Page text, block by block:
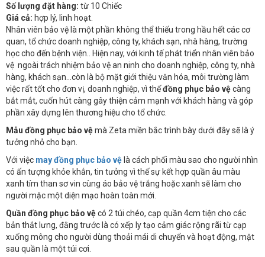
Số lượng đặt hàng: từ 10 Chiếc
Giá cả: hợp lý, linh hoạt.
Nhân viên bảo vệ là một phần không thể thiếu trong hầu hết các cơ
quan, tổ chức doanh nghiệp, công ty, khách sạn, nhà hàng, trường
học cho đến bệnh viện.. Hiện nay, với kinh tế phát triển nhân viên bảo
vệ ngoài trách nhiệm bảo vệ an ninh cho doanh nghiệp, công ty, nhà
hàng, khách sạn...còn là bộ mặt giới thiệu văn hóa, môi trường làm
việc rất tốt cho đơn vị, doanh nghiệp, vì thếđồng phục bảo vệcàng
bắt mắt, cuốn hút càng gây thiện cảm mạnh với khách hàng và góp
phần xây dựng lên thương hiệu cho tổ chức.
Mẫu đồng phục bảo vệmà Zeta miền bắc trình bày dưới đây sẽ là ý
tưởng nhỏ cho bạn.
Với việc may đồng phục bảo vệ là cách phối màu sao cho người nhìn
có ấn tượng khỏe khắn, tin tưởng vì thế sự kết hợp quần âu màu
xanh tím than sơ vin cùng áo bảo vệ trắng hoặc xanh sẽ làm cho
người mặc một diện mạo hoàn toàn mới.
Quần đồng phục bảo vệcó 2 túi chéo, cạp quần 4cm tiện cho các
bản thắt lưng, đằng trước là có xếp ly tạo cảm giác rộng rãi từ cạp
xuống mông cho người dùng thoải mái di chuyển và hoạt động, mặt
sau quần là một túi cơi.